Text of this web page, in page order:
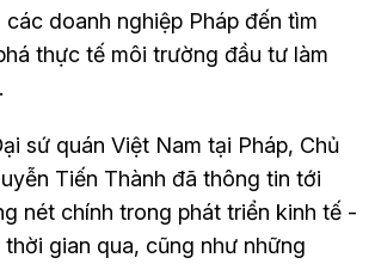
doanh nghiệp Pháp đến tìm
thực tế môi trường đầu tư làm
sứ quán Việt Nam tại Pháp, Chủ
Tiến Thành đã thông tin tới
nét chính trong phát triển kinh tế -
gian qua, cũng như những